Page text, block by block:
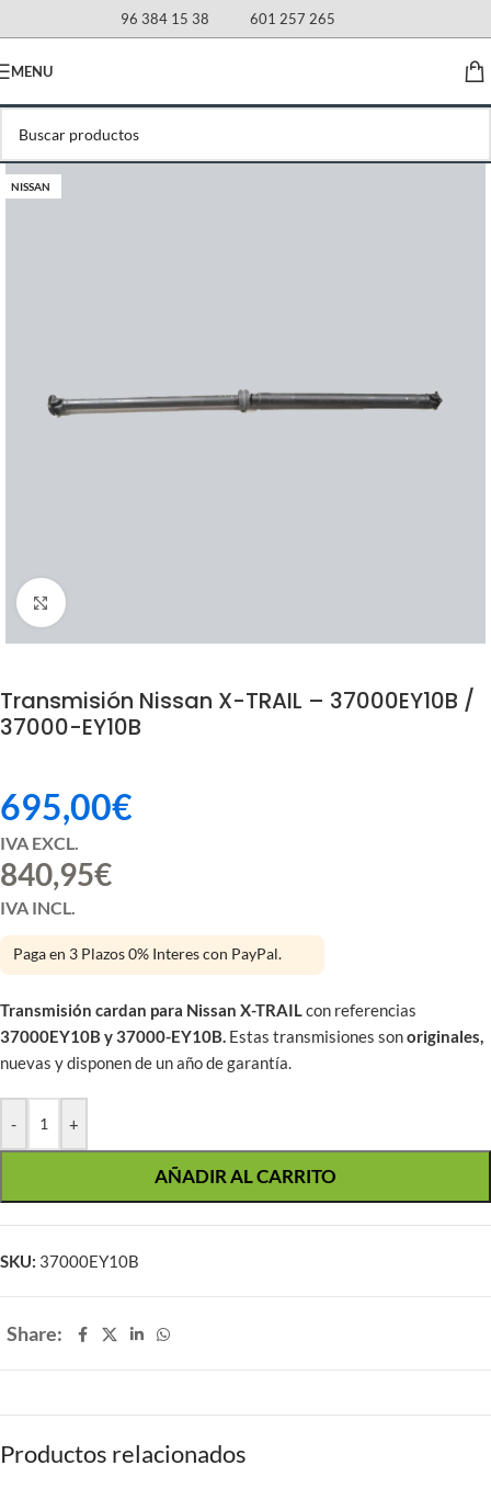
96 384 15 38 601 257 265
MENU
NISSAN
Click to enlarge
Transmisión Nissan X-TRAIL – 37000EY10B /
37000-EY10B
695,00€
IVA EXCL.
840,95€
IVA INCL.
Paga en 3 Plazos 0% Interes con PayPal.
Transmisión cardan para Nissan X-TRAILcon referencias
37000EY10B y 37000-EY10B. Estas transmisiones sonoriginales,
nuevas y disponen de un año de garantía.
- +
AÑADIR AL CARRITO
SKU: 37000EY10B
Share:
Productos relacionados